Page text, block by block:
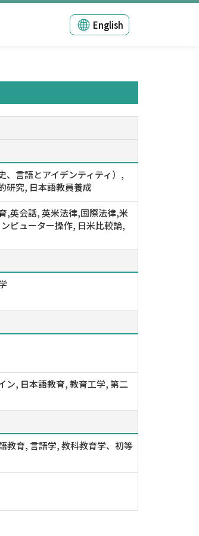
English
、言語とアイデンティティ）,
研究, 日本語教員養成
,英会話, 英米法律,国際法律,米
ピューター操作, 日米比較論,
ン, 日本語教育, 教育工学, 第二
教育, 言語学, 教科教育学、初等